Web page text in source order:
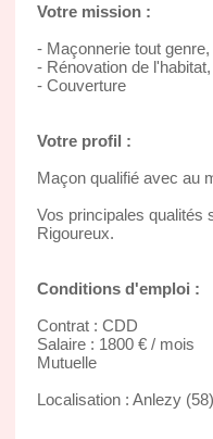
Votre mission :
- Maçonnerie tout genre,
- Rénovation de l'habitat,
- Couverture
Votre profil :
Maçon qualifié avec au
Vos principales qualités
Rigoureux.
Conditions d'emploi :
Contrat : CDD
Salaire : 1800 € / mois
Mutuelle
Localisation : Anlezy (58)